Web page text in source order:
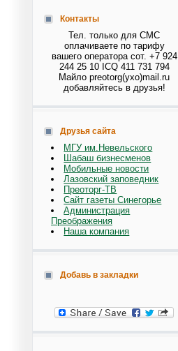
Контакты
Тел. только для СМС
оплачиваете по тарифу
вашего оператора сот. +7 924
244 25 10 ICQ 411 731 794
Майло preotorg(ухо)mail.ru
добавляйтесь в друзья!
Друзья сайта
МГУ им.Невельского
Шабаш бизнесменов
Мобильные новости
Лазовский заповедник
Преоторг-ТВ
Сайт газеты Синегорье
Администрация
Преображения
Наша компания
Добавь в закладки